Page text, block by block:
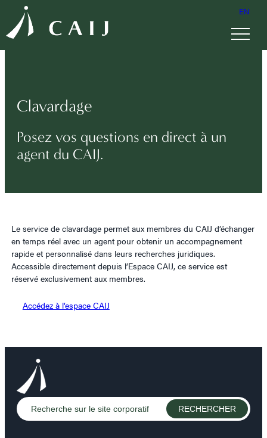
EN
Clavardage
Posez vos questions en direct à un
agent du CAIJ.
Le service de clavardage permet aux membres du CAIJ d’échanger
en temps réel avec un agent pour obtenir un accompagnement
rapide et personnalisé dans leurs recherches juridiques.
Accessible directement depuis l’Espace CAIJ, ce service est
réservé exclusivement aux membres.
Accédez à l’espace CAIJ